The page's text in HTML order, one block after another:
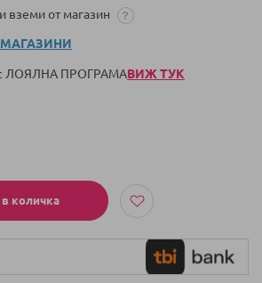
вземи от магазин
с ЛОЯЛНА ПРОГРАМАВИЖ ТУК
количка